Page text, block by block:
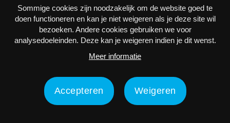
Nieuwsbrief
Via e-mail op de hoogte blijven van alle nieuws en
activiteiten? Schrijf je in voor onze interessante
nieuwsbrieven!
Nu inschrijven
Disclaimer Toegankelijkheidsverklaring
Sommige cookies zijn noodzakelijk om de website goed te
doen functioneren en kan je niet weigeren als je deze site wil
bezoeken. Andere cookies gebruiken we voor
analysedoeleinden. Deze kan je weigeren indien je dit wenst.
Meer informatie
Accepteren Weigeren